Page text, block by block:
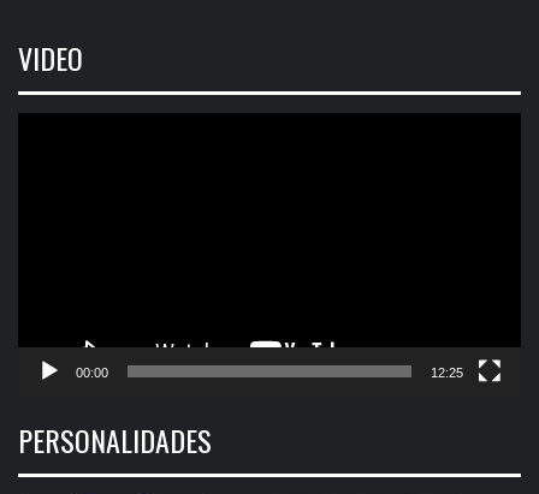
VIDEO
00:00 12:25
PERSONALIDADES